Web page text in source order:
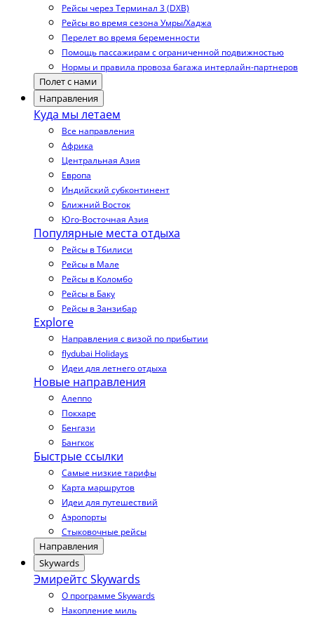
Рейсы через Терминал 3 (DXB)
Рейсы во время сезона Умры/Хаджа
Перелет во время беременности
Помощь пассажирам с ограниченной подвижностью
Нормы и правила провоза багажа интерлайн-партнеров
Полет с нами
Направления
Куда мы летаем
Все направления
Африка
Центральная Азия
Европа
Индийский субконтинент
Ближний Восток
Юго-Восточная Азия
Популярные места отдыха
Рейсы в Тбилиси
Рейсы в Мале
Рейсы в Коломбо
Рейсы в Баку
Рейсы в Занзибар
Explore
Направления с визой по прибытии
flydubai Holidays
Идеи для летнего отдыха
Новые направления
Алеппо
Покхаре
Бенгази
Бангкок
Быстрые ссылки
Самые низкие тарифы
Карта маршрутов
Идеи для путешествий
Аэропорты
Стыковочные рейсы
Направления
Skywards
Эмирейтс Skywards
О программе Skywards
Накопление миль